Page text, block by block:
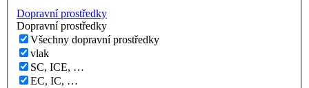
Dopravní prostředky
Dopravní prostředky
Všechny dopravní prostředky
vlak
SC, ICE, …
EC, IC, …